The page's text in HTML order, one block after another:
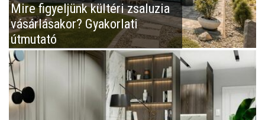
Mire figyeljünk kültéri zsaluzia
vásárlásakor? Gyakorlati
útmutató